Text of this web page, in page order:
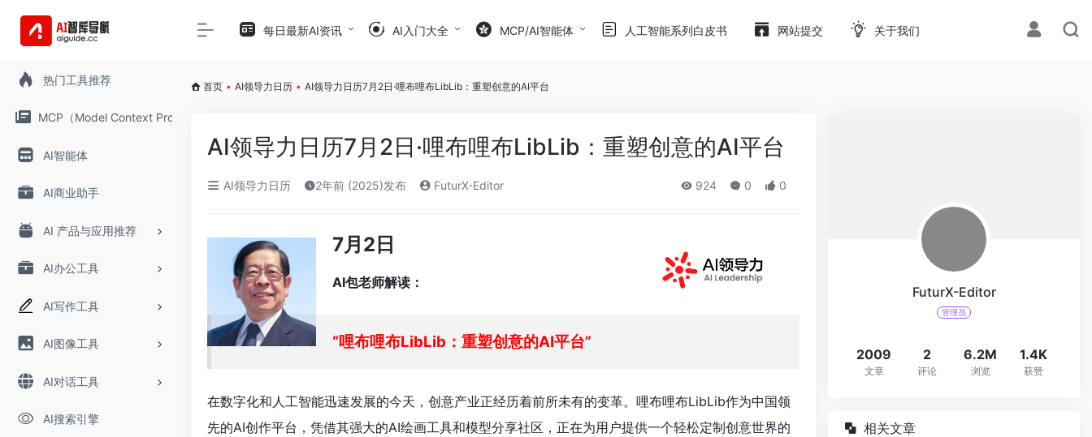
热门工具推荐
MCP（Model Context Protocol）
AI智能体
AI商业助手
AI 产品与应用推荐
AI办公工具
AI写作工具
AI图像工具
AI对话工具
AI搜索引擎
每日最新AI资讯 AI入门大全 MCP/AI智能体 人工智能系列白皮书 网站提交 关于我们
首页 • AI领导力日历 • AI领导力日历7月2日·哩布哩布LibLib：重塑创意的AI平台
AI领导力日历7月2日·哩布哩布LibLib：重塑创意的AI平台
AI领导力日历 2年前 (2025)发布 FuturX-Editor 924 0 0
7月2日
AI包老师解读：
“哩布哩布LibLib：重塑创意的AI平台”
在数字化和人工智能迅速发展的今天，创意产业正经历着前所未有的变革。哩布哩布LibLib作为中国领
先的AI创作平台，凭借其强大的AI绘画工具和模型分享社区，正在为用户提供一个轻松定制创意世界的
FuturX-Editor
管理员
2009
文章
2
评论
6.2M
浏览
1.4K
获赞
相关文章